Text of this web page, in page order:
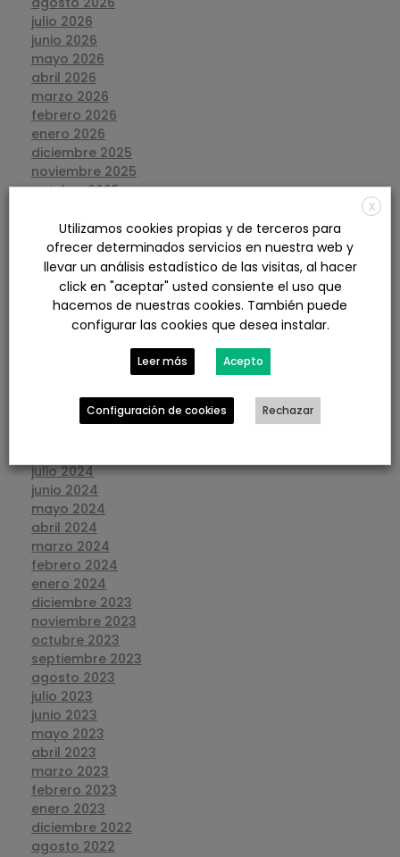
julio 2026
junio 2026
mayo 2026
abril 2026
marzo 2026
febrero 2026
enero 2026
diciembre 2025
noviembre 2025
octubre 2025
agosto 2025
julio 2025
junio 2025
mayo 2025
abril 2025
marzo 2025
diciembre 2024
noviembre 2024
octubre 2024
julio 2024
junio 2024
mayo 2024
abril 2024
marzo 2024
febrero 2024
enero 2024
diciembre 2023
noviembre 2023
octubre 2023
septiembre 2023
agosto 2023
julio 2023
junio 2023
mayo 2023
abril 2023
marzo 2023
febrero 2023
enero 2023
diciembre 2022
agosto 2022
X
Utilizamos cookies propias y de terceros para
ofrecer determinados servicios en nuestra web y
llevar un análisis estadístico de las visitas, al hacer
click en "aceptar" usted consiente el uso que
hacemos de nuestras cookies. También puede
configurar las cookies que desea instalar.
Leer más Acepto
Configuración de cookies Rechazar